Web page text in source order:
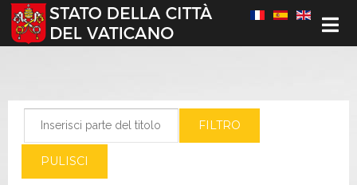
Seleziona la tua lingua
FILTRO
PULISCI